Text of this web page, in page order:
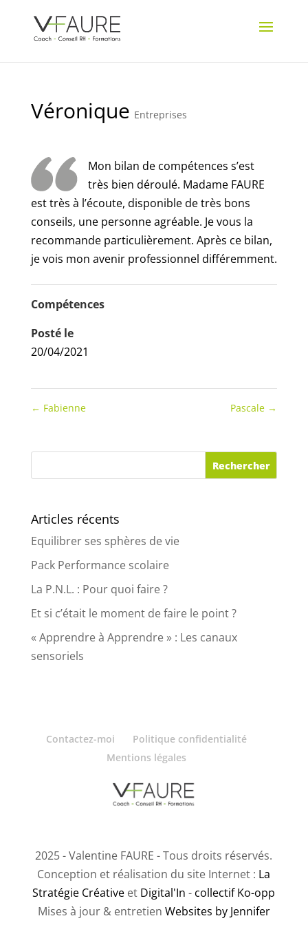
Véronique Entreprises
Mon bilan de compétences s’est
très bien déroulé. Madame FAURE
est très à l’écoute, disponible de très bons
conseils, une personne agréable. Je vous la
recommande particulièrement. Après ce bilan,
je vois mon avenir professionnel différemment.
Compétences
Posté le
20/04/2021
← Fabienne Pascale →
Articles récents
Equilibrer ses sphères de vie
Pack Performance scolaire
La P.N.L. : Pour quoi faire ?
Et si c’était le moment de faire le point ?
« Apprendre à Apprendre » : Les canaux
sensoriels
2025 - Valentine FAURE - Tous droits réservés.
Conception et réalisation du site Internet : La
Stratégie Créative et Digital'In - collectif Ko-opp
Mises à jour & entretien Websites by Jennifer
Contactez-moi
Politique confidentialité
Mentions légales